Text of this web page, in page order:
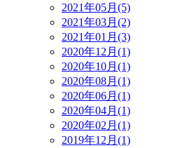
2021年05月(5)
2021年03月(2)
2021年01月(3)
2020年12月(1)
2020年10月(1)
2020年08月(1)
2020年06月(1)
2020年04月(1)
2020年02月(1)
2019年12月(1)